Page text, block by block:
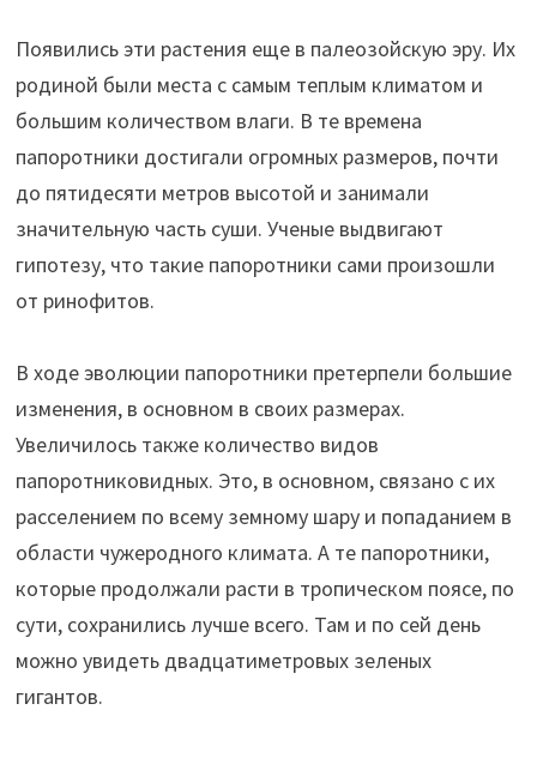
Появились эти растения еще в палеозойскую эру. Их
родиной были места с самым теплым климатом и
большим количеством влаги. В те времена
папоротники достигали огромных размеров, почти
до пятидесяти метров высотой и занимали
значительную часть суши. Ученые выдвигают
гипотезу, что такие папоротники сами произошли
от ринофитов.
В ходе эволюции папоротники претерпели большие
изменения, в основном в своих размерах.
Увеличилось также количество видов
папоротниковидных. Это, в основном, связано с их
расселением по всему земному шару и попаданием в
области чужеродного климата. А те папоротники,
которые продолжали расти в тропическом поясе, по
сути, сохранились лучше всего. Там и по сей день
можно увидеть двадцатиметровых зеленых
гигантов.